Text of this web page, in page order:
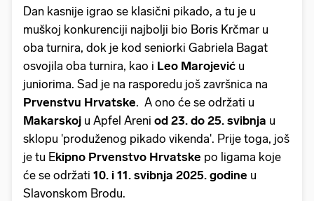
Dan kasnije igrao se klasični pikado, a tu je u
muškoj konkurenciji najbolji bio Boris Krčmar u
oba turnira, dok je kod seniorki Gabriela Bagat
osvojila oba turnira, kao i Leo Marojević u
juniorima. Sad je na rasporedu još završnica na
Prvenstvu Hrvatske. A ono će se održati u
Makarskoj u Apfel Areni od 23. do 25. svibnja u
sklopu 'produženog pikado vikenda'. Prije toga, još
je tu Ekipno Prvenstvo Hrvatske po ligama koje
će se održati 10. i 11. svibnja 2025. godine u
Slavonskom Brodu.